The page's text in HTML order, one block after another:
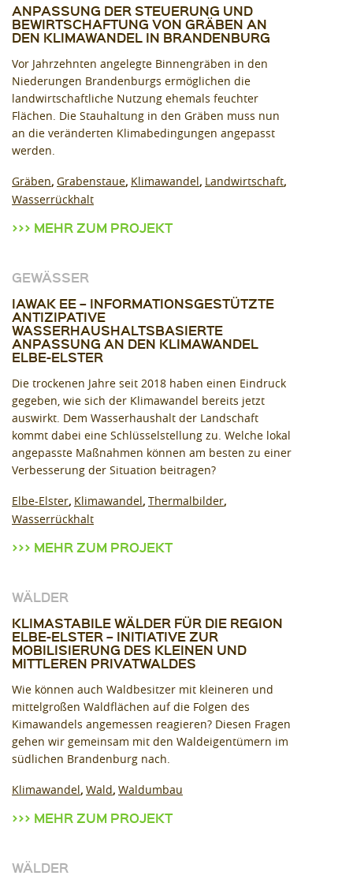
ANPASSUNG DER STEUERUNG UND
BEWIRTSCHAFTUNG VON GRÄBEN AN
DEN KLIMAWANDEL IN BRANDENBURG
Vor Jahrzehnten angelegte Binnengräben in den
Niederungen Brandenburgs ermöglichen die
landwirtschaftliche Nutzung ehemals feuchter
Flächen. Die Stauhaltung in den Gräben muss nun
an die veränderten Klimabedingungen angepasst
werden.
Gräben Grabenstaue Klimawandel Landwirtschaft
Wasserrückhalt
MEHR ZUM PROJEKT
GEWÄSSER
IAWAK EE – INFORMATIONSGESTÜTZTE
ANTIZIPATIVE
WASSERHAUSHALTSBASIERTE
ANPASSUNG AN DEN KLIMAWANDEL
ELBE-ELSTER
Die trockenen Jahre seit 2018 haben einen Eindruck
gegeben, wie sich der Klimawandel bereits jetzt
auswirkt. Dem Wasserhaushalt der Landschaft
kommt dabei eine Schlüsselstellung zu. Welche lokal
angepasste Maßnahmen können am besten zu einer
Verbesserung der Situation beitragen?
Elbe-Elster Klimawandel Thermalbilder
Wasserrückhalt
MEHR ZUM PROJEKT
WÄLDER
KLIMASTABILE WÄLDER FÜR DIE REGION
ELBE-ELSTER – INITIATIVE ZUR
MOBILISIERUNG DES KLEINEN UND
MITTLEREN PRIVATWALDES
Wie können auch Waldbesitzer mit kleineren und
mittelgroßen Waldflächen auf die Folgen des
Kimawandels angemessen reagieren? Diesen Fragen
gehen wir gemeinsam mit den Waldeigentümern im
südlichen Brandenburg nach.
Klimawandel Wald Waldumbau
MEHR ZUM PROJEKT
WÄLDER